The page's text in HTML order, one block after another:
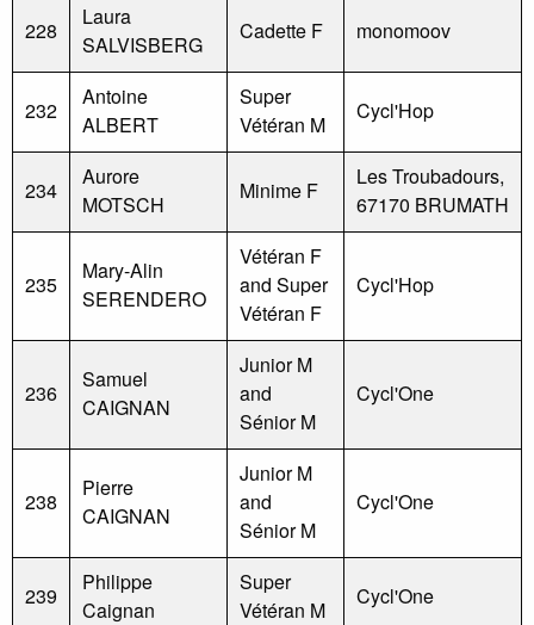
228
Laura
SALVISBERG
Cadette F monomoov
232
Antoine
ALBERT
Super
Vétéran M
Cycl'Hop
234
Aurore
MOTSCH
Minime F
Les Troubadours,
67170 BRUMATH
235
Mary-Alin
SERENDERO
Vétéran F
and Super
Vétéran F
Cycl'Hop
236
Samuel
CAIGNAN
Junior M
and
Sénior M
Cycl'One
238
Pierre
CAIGNAN
Junior M
and
Sénior M
Cycl'One
239
Philippe
Caignan
Super
Vétéran M
Cycl'One